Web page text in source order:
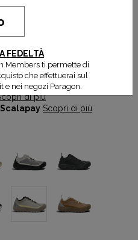
Man
di più
Scalapay Scopri di più
FEDELTÀ
Members ti permette di
che effettuerai sul
e nei negozi Paragon.